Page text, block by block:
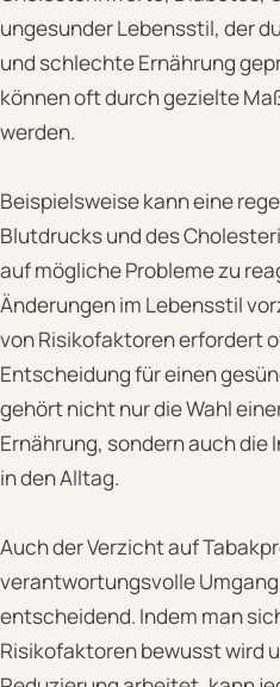
ungesunder Lebensstil, der
und schlechte Ernährung
können oft durch gezielte
werden.
Beispielsweise kann eine
Blutdrucks und des
auf mögliche Probleme zu
Änderungen im Lebensstil
von Risikofaktoren erfordert
Entscheidung für einen
gehört nicht nur die Wahl
Ernährung, sondern auch
in den Alltag.
Auch der Verzicht auf
verantwortungsvolle
entscheidend. Indem man
Risikofaktoren bewusst wird